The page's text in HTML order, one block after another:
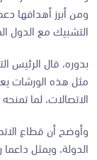
ومن أبرز أهدافها
التشبيك مع الدول
بدوره، قال الرئيس
مثل هذه الورشات
الاتصالات، لما
وأوضح أن قطاع
الدولة، ويمثل